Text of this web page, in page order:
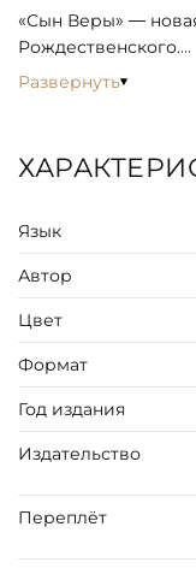
«Сын Веры» —
Рождественского.
Роберт Иванович
российский поэт,
Развернуть
Язык
Автор
Цвет
Формат
Год издания
Издательство
Переплёт